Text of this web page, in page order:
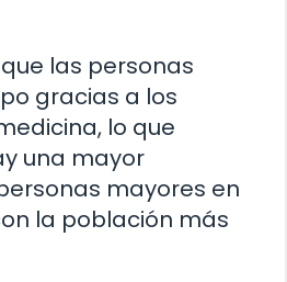
las personas
gracias a los
lo que
una mayor
mayores en
la población más